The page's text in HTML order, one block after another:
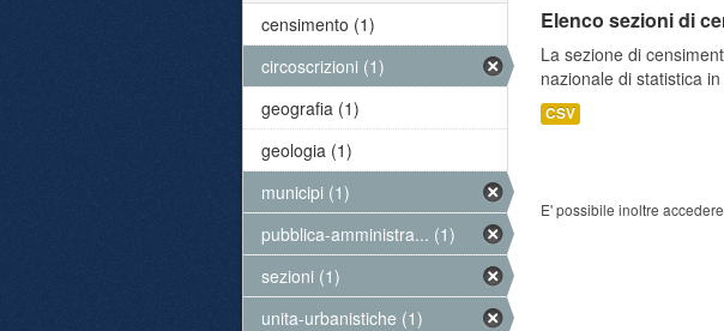
Elenco sezioni di
La sezione di
nazionale di statistica
CSV
E' possibile inoltre
censimento (1)
circoscrizioni (1)
geografia (1)
geologia (1)
municipi (1)
pubblica-amministra... (1)
sezioni (1)
unita-urbanistiche (1)